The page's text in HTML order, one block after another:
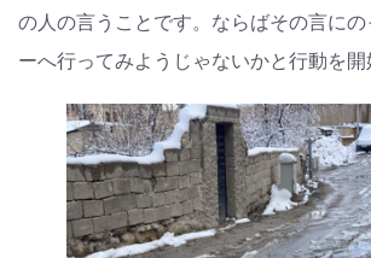
の人の言うことです。ならばその言に
ーへ行ってみようじゃないかと行動を開